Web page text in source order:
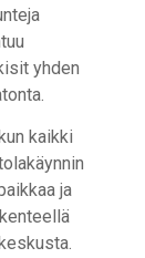
yhden
kaikki
ja